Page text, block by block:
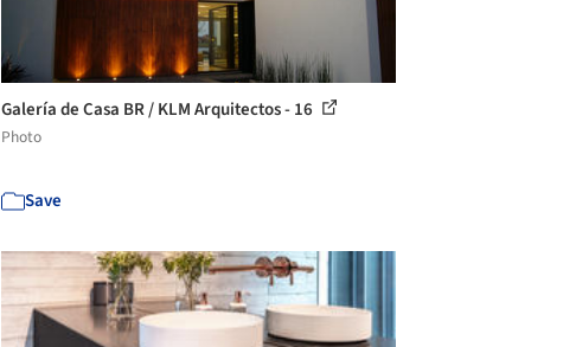
Galería de Casa BR / KLM Arquitectos - 16
Photo
Save